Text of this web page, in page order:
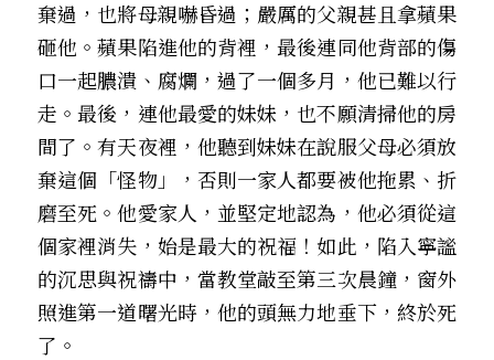
棄過，也將母親嚇昏過；嚴厲的父親甚且拿蘋果
砸他。蘋果陷進他的背裡，最後連同他背部的傷
口一起膿潰、腐爛，過了一個多月，他已難以行
走。最後，連他最愛的妹妹，也不願清掃他的房
間了。有天夜裡，他聽到妹妹在說服父母必須放
棄這個「怪物」，否則一家人都要被他拖累、折
磨至死。他愛家人，並堅定地認為，他必須從這
個家裡消失，始是最大的祝福！如此，陷入寧謐
的沉思與祝禱中，當教堂敲至第三次晨鐘，窗外
照進第一道曙光時，他的頭無力地垂下，終於死
了。